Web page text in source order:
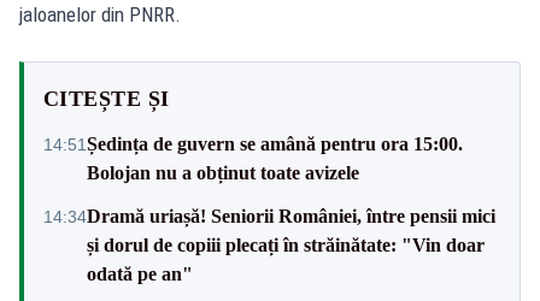
jaloanelor din PNRR.
CITEȘTE ȘI
14:51Ședința de guvern se amână pentru ora 15:00.
Bolojan nu a obținut toate avizele
14:34Dramă uriașă! Seniorii României, între pensii mici
și dorul de copiii plecați în străinătate: "Vin doar
odată pe an"